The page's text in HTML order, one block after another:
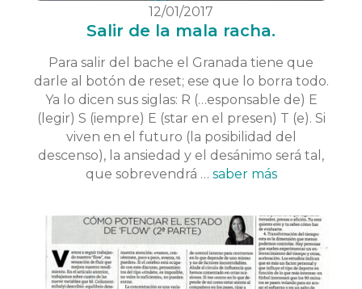
12/01/2017
Salir de la mala racha.
Para salir del bache el Granada tiene que
darle al botón de reset; ese que lo borra todo.
Ya lo dicen sus siglas: R (…esponsable de) E
(legir) S (iempre) E (star en el presen) T (e). Si
viven en el futuro (la posibilidad del
descenso), la ansiedad y el desánimo será tal,
que sobrevendrá … saber más